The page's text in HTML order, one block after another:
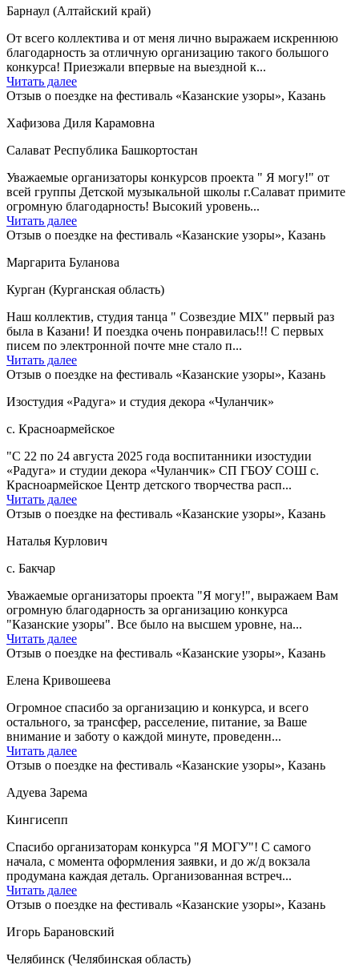
Барнаул (Алтайский край)
От всего коллектива и от меня лично выражаем искреннюю
благодарность за отличную организацию такого большого
конкурса! Приезжали впервые на выездной к...
Читать далее
Отзыв о поездке на фестиваль «Казанские узоры», Казань
Хафизова Диля Карамовна
Салават Республика Башкортостан
Уважаемые организаторы конкурсов проекта " Я могу!" от
всей группы Детской музыкальной школы г.Салават примите
огромную благодарность! Высокий уровень...
Читать далее
Отзыв о поездке на фестиваль «Казанские узоры», Казань
Маргарита Буланова
Курган (Курганская область)
Наш коллектив, студия танца " Созвездие MIX" первый раз
была в Казани! И поездка очень понравилась!!! С первых
писем по электронной почте мне стало п...
Читать далее
Отзыв о поездке на фестиваль «Казанские узоры», Казань
Изостудия «Радуга» и студия декора «Чуланчик»
с. Красноармейское
"С 22 по 24 августа 2025 года воспитанники изостудии
«Радуга» и студии декора «Чуланчик» СП ГБОУ СОШ с.
Красноармейское Центр детского творчества расп...
Читать далее
Отзыв о поездке на фестиваль «Казанские узоры», Казань
Наталья Курлович
с. Бакчар
Уважаемые организаторы проекта "Я могу!", выражаем Вам
огромную благодарность за организацию конкурса
"Казанские узоры". Все было на высшем уровне, на...
Читать далее
Отзыв о поездке на фестиваль «Казанские узоры», Казань
Елена Кривошеева
Огромное спасибо за организацию и конкурса, и всего
остального, за трансфер, расселение, питание, за Ваше
внимание и заботу о каждой минуте, проведенн...
Читать далее
Отзыв о поездке на фестиваль «Казанские узоры», Казань
Адуева Зарема
Кингисепп
Спасибо организаторам конкурса "Я МОГУ"! С самого
начала, с момента оформления заявки, и до ж/д вокзала
продумана каждая деталь. Организованная встреч...
Читать далее
Отзыв о поездке на фестиваль «Казанские узоры», Казань
Игорь Барановский
Челябинск (Челябинская область)